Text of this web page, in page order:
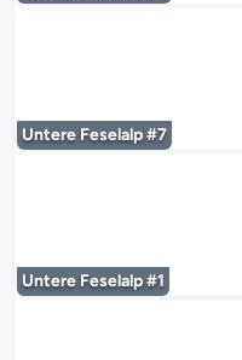
Untere Feselalp #7
Untere Feselalp #1